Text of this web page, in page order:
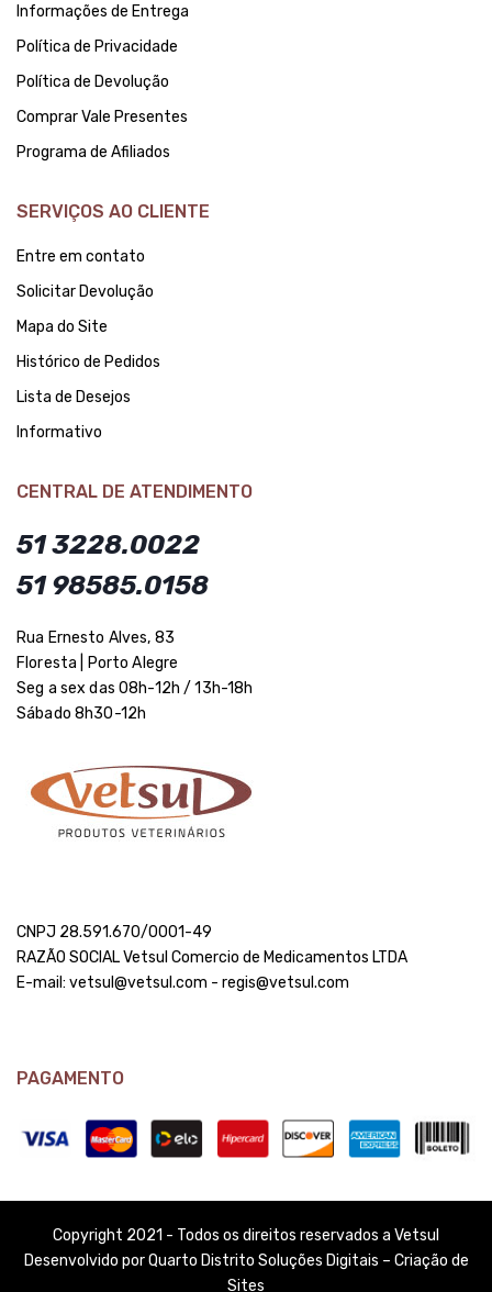
Informações de Entrega
Política de Privacidade
Política de Devolução
Comprar Vale Presentes
Programa de Afiliados
SERVIÇOS AO CLIENTE
Entre em contato
Solicitar Devolução
Mapa do Site
Histórico de Pedidos
Lista de Desejos
Informativo
CENTRAL DE ATENDIMENTO
51 3228.0022
51 98585.0158
Rua Ernesto Alves, 83
Floresta | Porto Alegre
Seg a sex das 08h-12h / 13h-18h
Sábado 8h30-12h
CNPJ 28.591.670/0001-49
RAZÃO SOCIAL Vetsul Comercio de Medicamentos LTDA
E-mail: vetsul@vetsul.com - regis@vetsul.com
PAGAMENTO
Copyright 2021 - Todos os direitos reservados a Vetsul
Desenvolvido por Quarto Distrito Soluções Digitais – Criação de
Sites